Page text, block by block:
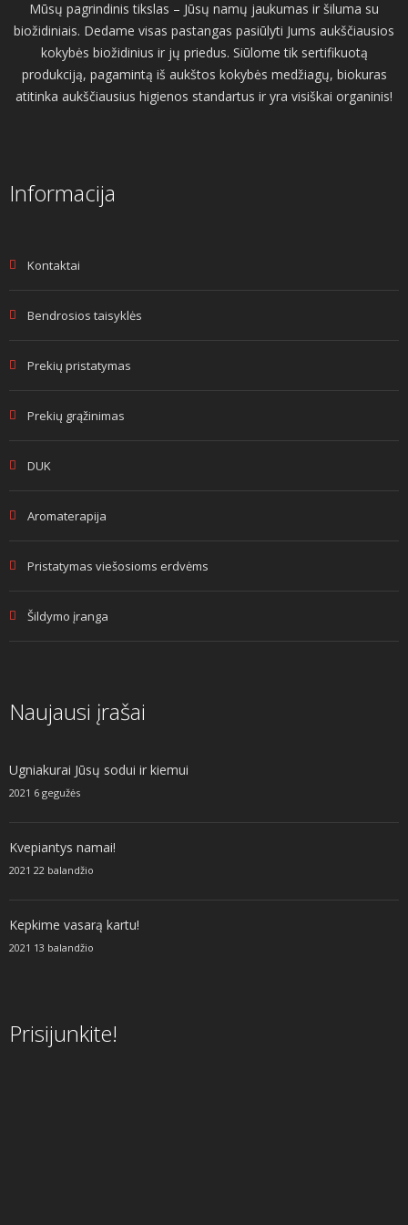
Mūsų pagrindinis tikslas – Jūsų namų jaukumas ir šiluma su
biožidiniais. Dedame visas pastangas pasiūlyti Jums aukščiausios
kokybės biožidinius ir jų priedus. Siūlome tik sertifikuotą
produkciją, pagamintą iš aukštos kokybės medžiagų, biokuras
atitinka aukščiausius higienos standartus ir yra visiškai organinis!
Informacija
Kontaktai
Bendrosios taisyklės
Prekių pristatymas
Prekių grąžinimas
DUK
Aromaterapija
Pristatymas viešosioms erdvėms
Šildymo įranga
Naujausi įrašai
Ugniakurai Jūsų sodui ir kiemui
2021 6 gegužės
Kvepiantys namai!
2021 22 balandžio
Kepkime vasarą kartu!
2021 13 balandžio
Prisijunkite!